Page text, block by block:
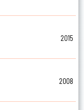
2015
2008